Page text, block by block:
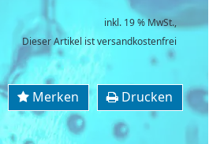
inkl. 19 % MwSt.,
Dieser Artikel ist versandkostenfrei
Merken Drucken